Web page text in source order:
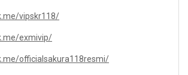
vipskr118/
exmivip/
officialsakura118resmi/